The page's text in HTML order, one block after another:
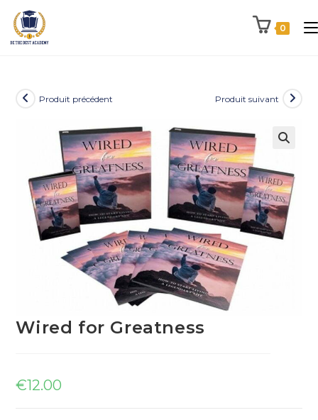
0
Produit précédent Produit suivant
Wired for Greatness
€12.00